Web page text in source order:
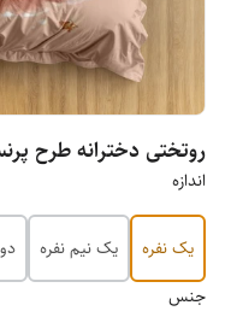
روتختی دخترانه طرح
اندازه
یک نفره یک نیم نفره
جنس